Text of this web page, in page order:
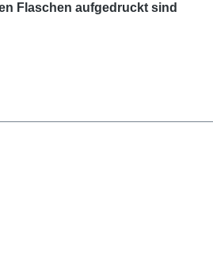
Flaschen aufgedruckt sind